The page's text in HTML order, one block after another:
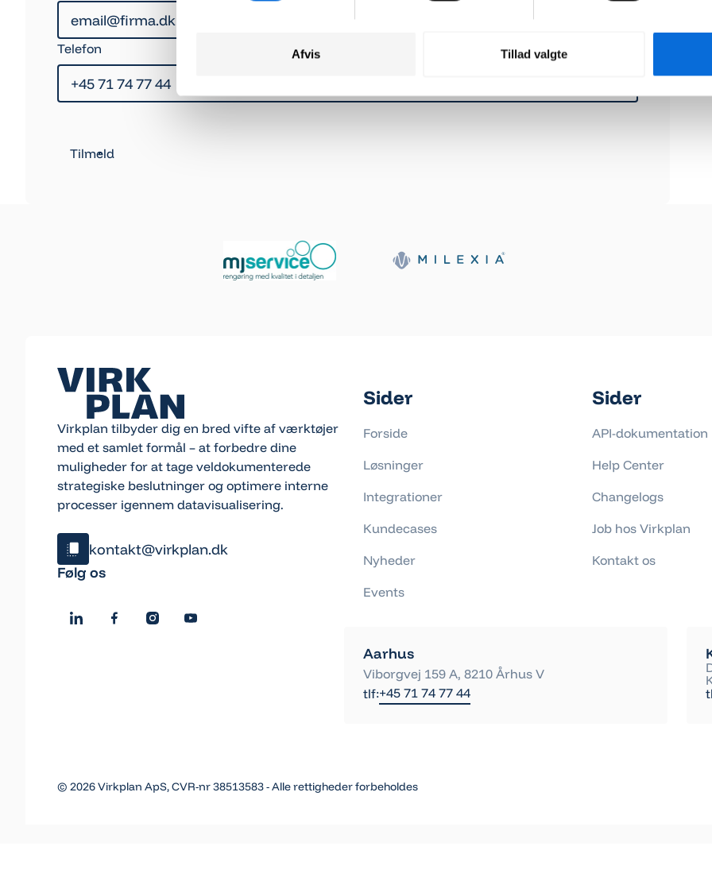
Afvis Tillad valgte
Telefon
Tilmeld
Tilmeld
Virkplan tilbyder dig en bred vifte af værktøjer
med et samlet formål – at forbedre dine
muligheder for at tage veldokumenterede
strategiske beslutninger og optimere interne
processer igennem datavisualisering.
kontakt@virkplan.dk
Klik og kopiér email
Følg os
Sider
Forside
Løsninger
Integrationer
Kundecases
Nyheder
Events
Sider
API-dokumentation
Help Center
Changelogs
Job hos Virkplan
Kontakt os
Aarhus
Viborgvej 159 A, 8210 Århus V
tlf:+45 71 74 77 44
© 2026Virkplan ApS, CVR-nr 38513583 - Alle rettigheder forbeholdes